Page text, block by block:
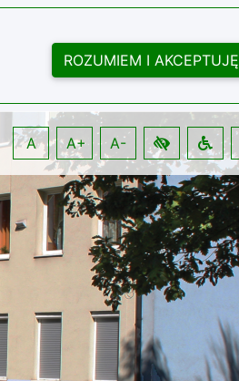
ROZUMIEM I AKCEPTUJĘ
A A+ A-